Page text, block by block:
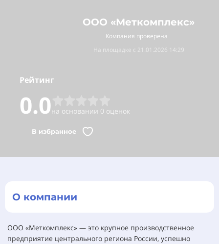
ООО «Меткомплекс»
Компания проверена
На площадке с 21.01.2026 14:29
Рейтинг
0.0на основании 0 оценок
В избранное
О компании
ООО «Меткомплекс» — это крупное производственное
предприятие центрального региона России, успешно